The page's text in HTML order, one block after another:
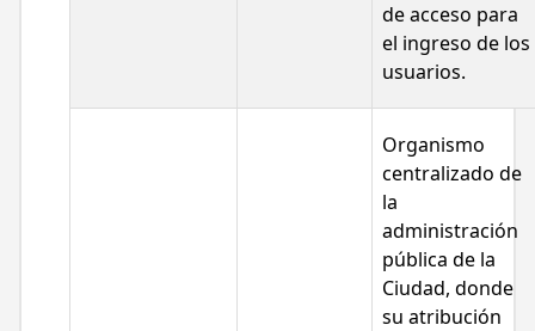
de acceso para
el ingreso de los
usuarios.
Organismo
centralizado de
la
administración
pública de la
Ciudad, donde
su atribución